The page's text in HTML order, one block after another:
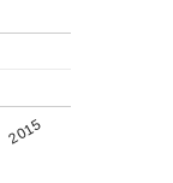
2015